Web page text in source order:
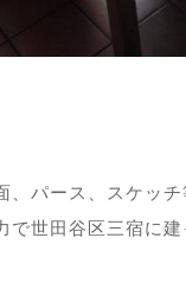
、パース、スケッ
で世田谷区三宿に